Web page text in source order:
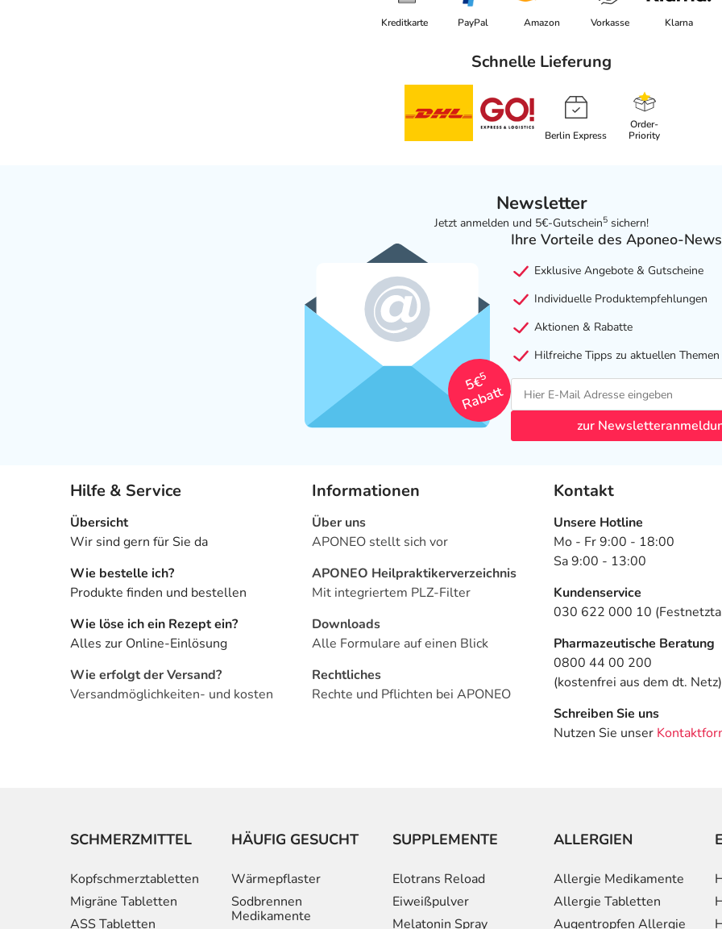
Kreditkarte PayPal Amazon Vorkasse Klarna
Schnelle Lieferung
Berlin Express
Order-
Priority
Newsletter
Jetzt anmelden und 5€-Gutschein5 sichern!
5€
5
Rabatt
Ihre Vorteile des Aponeo-
Exklusive Angebote & Gutscheine
Individuelle Produktempfehlungen
Aktionen & Rabatte
Hilfreiche Tipps zu aktuellen Themen
zur
Hilfe & Service
Übersicht
Wir sind gern für Sie da
Wie bestelle ich?
Produkte finden und bestellen
Wie löse ich ein Rezept ein?
Alles zur Online-Einlösung
Wie erfolgt der Versand?
Versandmöglichkeiten- und kosten
Informationen
Über uns
APONEO stellt sich vor
APONEO Heilpraktikerverzeichnis
Mit integriertem PLZ-Filter
Downloads
Alle Formulare auf einen Blick
Rechtliches
Rechte und Pflichten bei APONEO
Kontakt
Unsere Hotline
Mo - Fr 9:00 - 18:00
Sa 9:00 - 13:00
Kundenservice
030 622 000 10
Pharmazeutische Beratung
0800 44 00 200
(kostenfrei aus dem dt. Netz)
Schreiben Sie uns
Nutzen Sie unser
SCHMERZMITTEL
Kopfschmerztabletten
Migräne Tabletten
ASS Tabletten
HÄUFIG GESUCHT
Wärmepflaster
Sodbrennen
Medikamente
SUPPLEMENTE
Elotrans Reload
Eiweißpulver
Melatonin Spray
ALLERGIEN
Allergie Medikamente
Allergie Tabletten
Augentropfen Allergie